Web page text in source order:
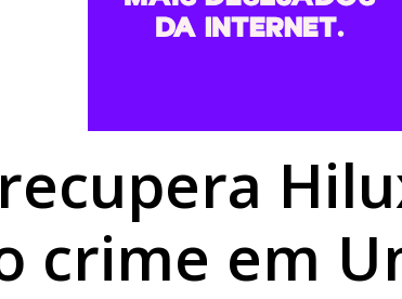
de fratura na costela após colisão no
crime em